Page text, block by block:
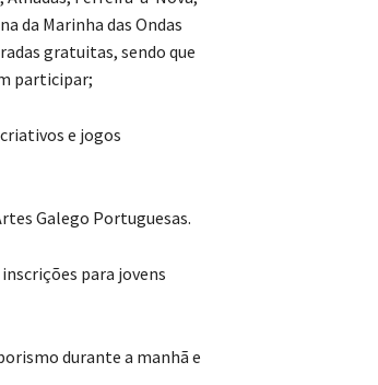
da Marinha das Ondas
gratuitas, sendo que
participar;
e jogos
Galego Portuguesas.
para jovens
durante a manhã e